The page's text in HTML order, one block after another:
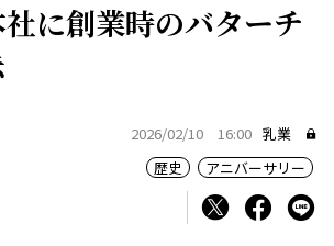
に創業時のバターチ
2026/02/10 16:00 乳業
歴史
アニバーサリー